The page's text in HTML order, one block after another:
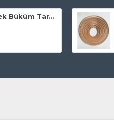
Ekru 3 mm Tek Büküm Taranabilir Makrome İpi